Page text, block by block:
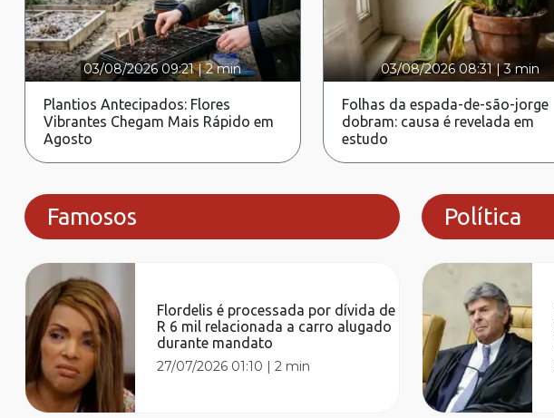
03/08/2026 09:21|2 min
Plantios Antecipados: Flores
Vibrantes Chegam Mais Rápido em
Agosto
03/08/2026 08:31|3 min
Folhas da espada-de-são-jorge
dobram: causa é revelada em
estudo
Famosos
Flordelis é processada por dívida de
R 6 mil relacionada a carro alugado
durante mandato
27/07/2026 01:10 |2 min
Política